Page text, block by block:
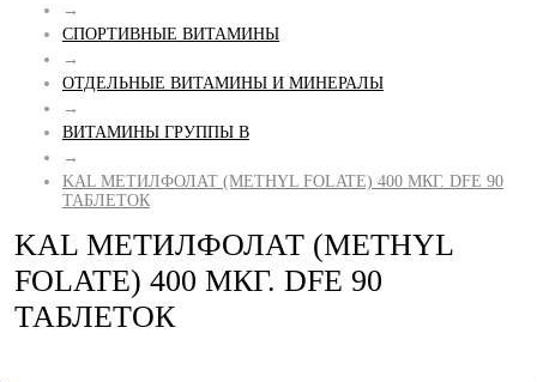
→
СПОРТИВНЫЕ ВИТАМИНЫ
→
ОТДЕЛЬНЫЕ ВИТАМИНЫ И МИНЕРАЛЫ
→
ВИТАМИНЫ ГРУППЫ B
→
KAL МЕТИЛФОЛАТ (METHYL FOLATE) 400 МКГ. DFE 90
ТАБЛЕТОК
KAL МЕТИЛФОЛАТ (METHYL
FOLATE) 400 МКГ. DFE 90
ТАБЛЕТОК